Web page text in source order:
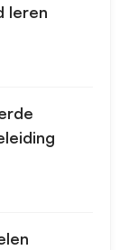
leren